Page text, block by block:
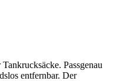
Passgenau
entfernbar. Der